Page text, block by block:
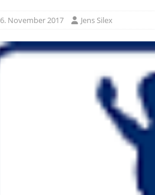
6. November 2017 Jens Silex